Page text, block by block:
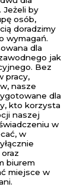
Jeżeli by
osób,
doradzimy
wymagań.
dla
jak
Bez
pracy,
nasze
dla
kto korzysta
naszej
w
w
biurem
miejsce w